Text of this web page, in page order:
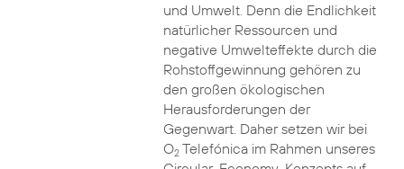
und Umwelt. Denn die Endlichkeit
natürlicher Ressourcen und
negative Umwelteffekte durch die
Rohstoffgewinnung gehören zu
den großen ökologischen
Herausforderungen der
Gegenwart. Daher setzen wir bei
O2Telefónica im Rahmen unseres